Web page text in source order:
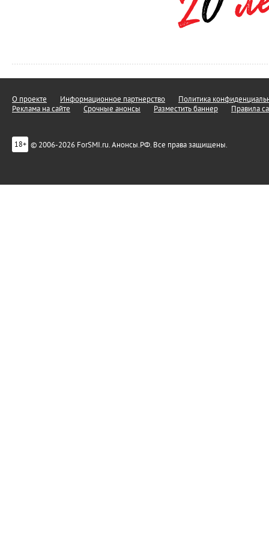
О проекте Информационное партнерство
Политика
Реклама на сайте
Срочные анонсы Разместить баннер Правила
18+ © 2006-2026 ForSMI.ru. Анонсы.РФ. Все права защищены.